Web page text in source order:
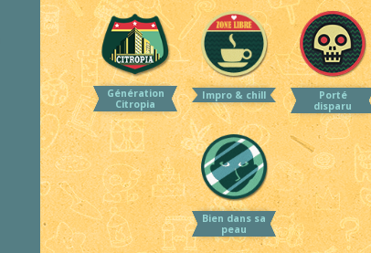
Génération
Citropia
Impro & chill
Porté
disparu
Bien dans sa
peau